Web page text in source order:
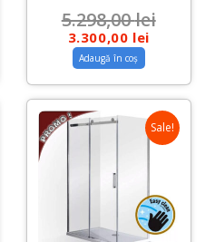
5.298,00lei
3.300,00 lei
Adaugă în coș
Sale!